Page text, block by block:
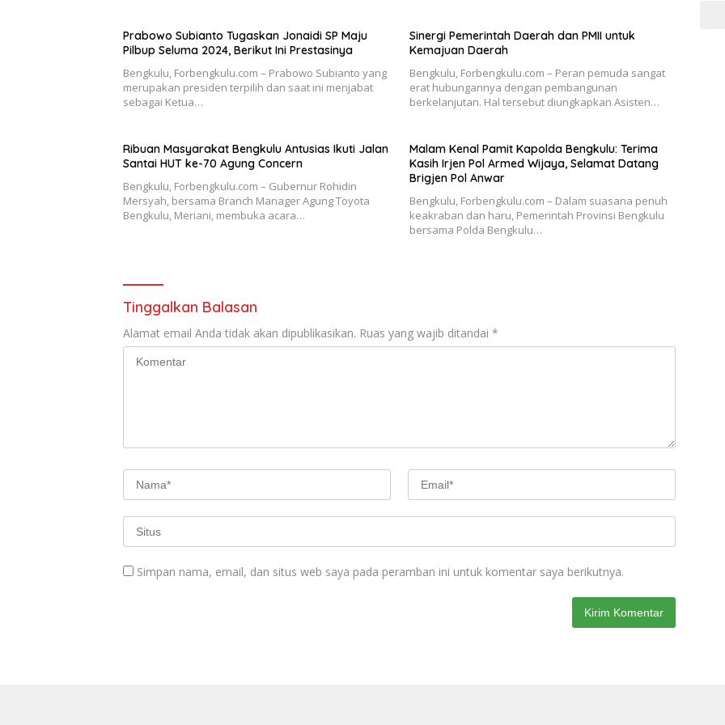
Prabowo Subianto Tugaskan Jonaidi SP Maju
Pilbup Seluma 2024, Berikut Ini Prestasinya
Bengkulu, Forbengkulu.com – Prabowo Subianto yang
merupakan presiden terpilih dan saat ini menjabat
sebagai Ketua…
Sinergi Pemerintah Daerah dan PMII untuk
Kemajuan Daerah
Bengkulu, Forbengkulu.com – Peran pemuda sangat
erat hubungannya dengan pembangunan
berkelanjutan. Hal tersebut diungkapkan Asisten…
Ribuan Masyarakat Bengkulu Antusias Ikuti Jalan
Santai HUT ke-70 Agung Concern
Bengkulu, Forbengkulu.com – Gubernur Rohidin
Mersyah, bersama Branch Manager Agung Toyota
Bengkulu, Meriani, membuka acara…
Malam Kenal Pamit Kapolda Bengkulu: Terima
Kasih Irjen Pol Armed Wijaya, Selamat Datang
Brigjen Pol Anwar
Bengkulu, Forbengkulu.com – Dalam suasana penuh
keakraban dan haru, Pemerintah Provinsi Bengkulu
bersama Polda Bengkulu…
Tinggalkan Balasan
Alamat email Anda tidak akan dipublikasikan. Ruas yang wajib ditandai *
Simpan nama, email, dan situs web saya pada peramban ini untuk komentar saya berikutnya.